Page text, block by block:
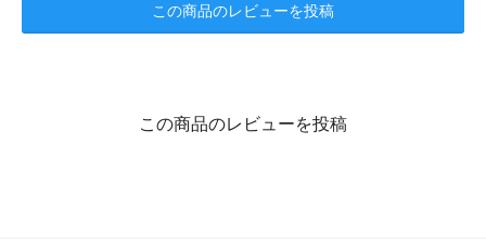
この商品のレビューを投稿
この商品のレビューを投稿